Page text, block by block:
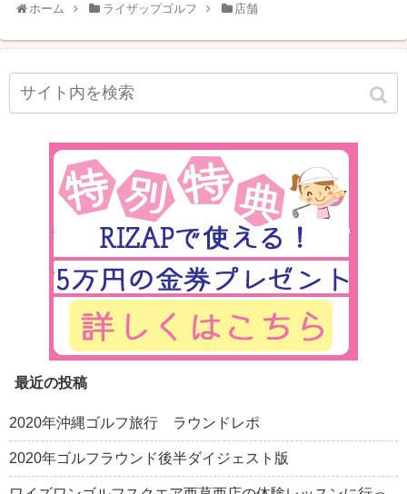
ホーム ライザップゴルフ 店舗
最近の投稿
2020年沖縄ゴルフ旅行 ラウンドレポ
2020年ゴルフラウンド後半ダイジェスト版